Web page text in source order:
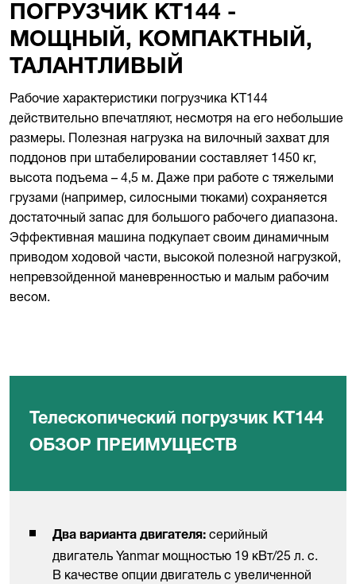
ПОГРУЗЧИК KT144 -
МОЩНЫЙ, КОМПАКТНЫЙ,
ТАЛАНТЛИВЫЙ
Рабочие характеристики погрузчика KT144
действительно впечатляют, несмотря на его небольшие
размеры. Полезная нагрузка на вилочный захват для
поддонов при штабелировании составляет 1450 кг,
высота подъема – 4,5 м. Даже при работе с тяжелыми
грузами (например, силосными тюками) сохраняется
достаточный запас для большого рабочего диапазона.
Эффективная машина подкупает своим динамичным
приводом ходовой части, высокой полезной нагрузкой,
непревзойденной маневренностью и малым рабочим
весом.
Телескопический погрузчик KT144
ОБЗОР ПРЕИМУЩЕСТВ
Два варианта двигателя: серийный
двигатель Yanmar мощностью 19 кВт/25 л. с.
В качестве опции двигатель с увеличенной